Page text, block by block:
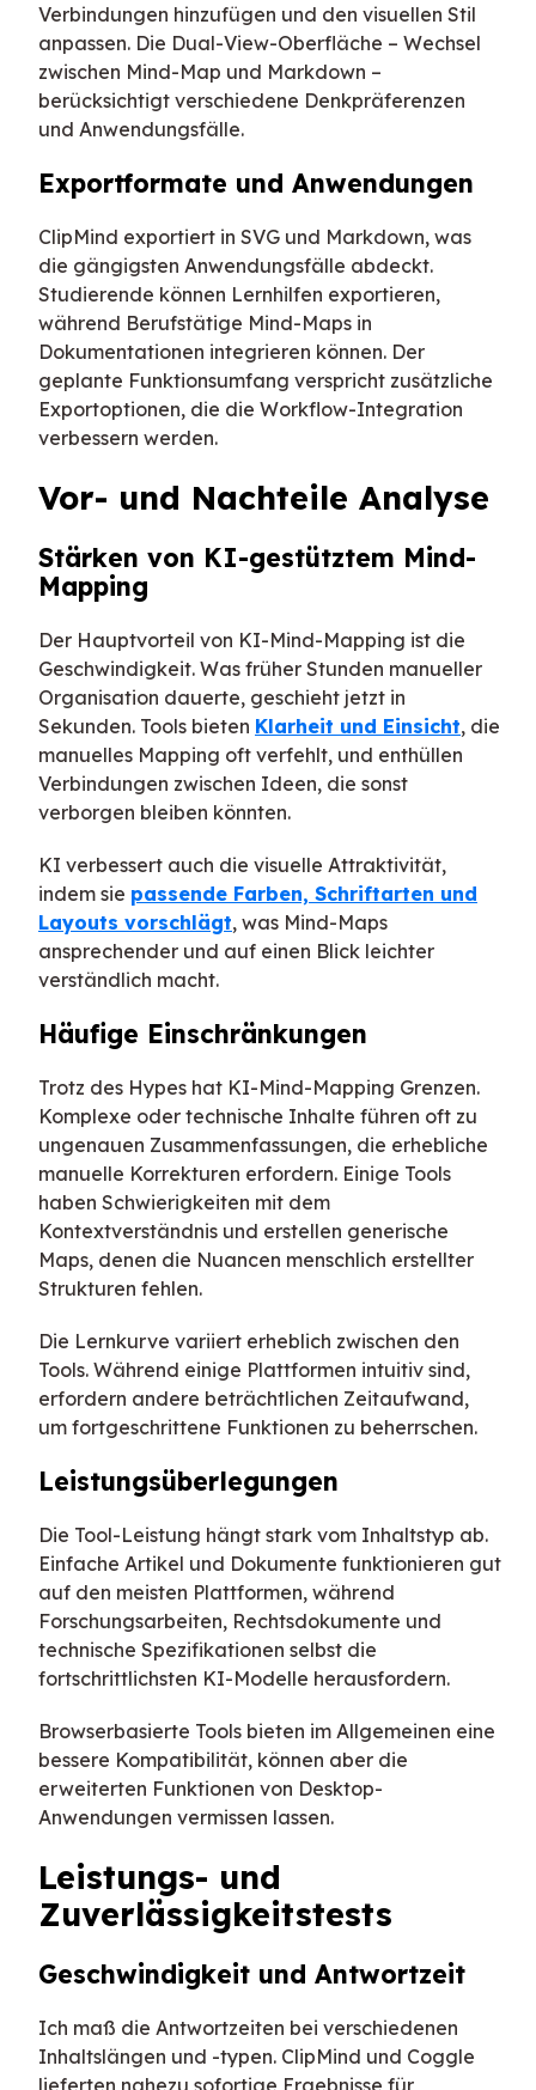
Verbindungen hinzufügen und den visuellen Stil
anpassen. Die Dual-View-Oberfläche – Wechsel
zwischen Mind-Map und Markdown –
berücksichtigt verschiedene Denkpräferenzen
und Anwendungsfälle.
Exportformate und Anwendungen
ClipMind exportiert in SVG und Markdown, was
die gängigsten Anwendungsfälle abdeckt.
Studierende können Lernhilfen exportieren,
während Berufstätige Mind-Maps in
Dokumentationen integrieren können. Der
geplante Funktionsumfang verspricht zusätzliche
Exportoptionen, die die Workflow-Integration
verbessern werden.
Vor- und Nachteile Analyse
Stärken von KI-gestütztem Mind-
Mapping
Der Hauptvorteil von KI-Mind-Mapping ist die
Geschwindigkeit. Was früher Stunden manueller
Organisation dauerte, geschieht jetzt in
Sekunden. Tools bieten Klarheit und Einsicht, die
manuelles Mapping oft verfehlt, und enthüllen
Verbindungen zwischen Ideen, die sonst
verborgen bleiben könnten.
KI verbessert auch die visuelle Attraktivität,
indem sie passende Farben, Schriftarten und
Layouts vorschlägt, was Mind-Maps
ansprechender und auf einen Blick leichter
verständlich macht.
Häufige Einschränkungen
Trotz des Hypes hat KI-Mind-Mapping Grenzen.
Komplexe oder technische Inhalte führen oft zu
ungenauen Zusammenfassungen, die erhebliche
manuelle Korrekturen erfordern. Einige Tools
haben Schwierigkeiten mit dem
Kontextverständnis und erstellen generische
Maps, denen die Nuancen menschlich erstellter
Strukturen fehlen.
Die Lernkurve variiert erheblich zwischen den
Tools. Während einige Plattformen intuitiv sind,
erfordern andere beträchtlichen Zeitaufwand,
um fortgeschrittene Funktionen zu beherrschen.
Leistungsüberlegungen
Die Tool-Leistung hängt stark vom Inhaltstyp ab.
Einfache Artikel und Dokumente funktionieren gut
auf den meisten Plattformen, während
Forschungsarbeiten, Rechtsdokumente und
technische Spezifikationen selbst die
fortschrittlichsten KI-Modelle herausfordern.
Browserbasierte Tools bieten im Allgemeinen eine
bessere Kompatibilität, können aber die
erweiterten Funktionen von Desktop-
Anwendungen vermissen lassen.
Leistungs- und
Zuverlässigkeitstests
Geschwindigkeit und Antwortzeit
Ich maß die Antwortzeiten bei verschiedenen
Inhaltslängen und -typen. ClipMind und Coggle